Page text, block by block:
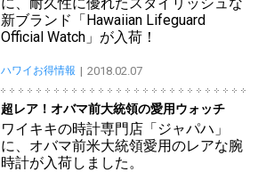
新ブランド「Hawaiian Lifeguard
Official Watch」が入荷！
ハワイお得情報 2018.02.07
超レア！オバマ前大統領の愛用ウォッチ
ワイキキの時計専門店「ジャパハ」
に、オバマ前米大統領愛用のレアな腕
時計が入荷しました。